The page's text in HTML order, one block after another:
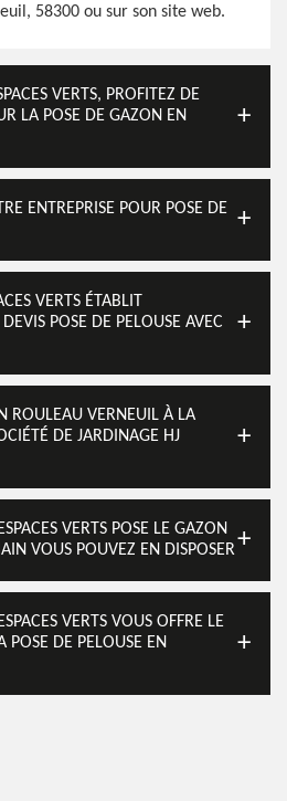
58300 ou sur son site web.
VERTS, PROFITEZ DE
LA POSE DE GAZON EN
ENTREPRISE POUR POSE DE
VERTS ÉTABLIT
POSE DE PELOUSE AVEC
ROULEAU VERNEUIL À LA
DE JARDINAGE HJ
VERTS POSE LE GAZON
VOUS POUVEZ EN DISPOSER
VERTS VOUS OFFRE LE
POSE DE PELOUSE EN